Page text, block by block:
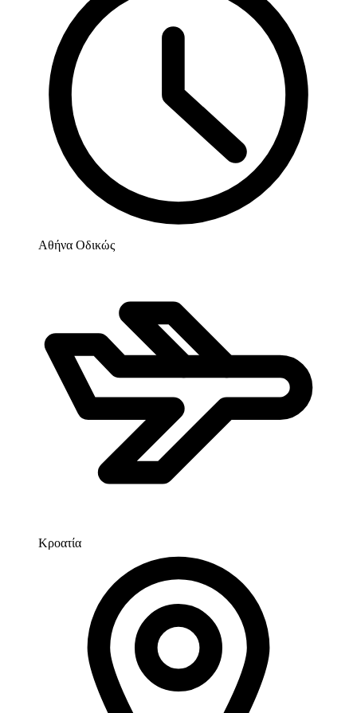
Αθήνα Οδικώς
Κροατία